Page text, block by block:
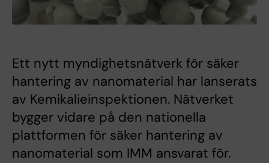
Ett nytt myndighetsnätverk för säker
hantering av nanomaterial har lanserats
av Kemikalieinspektionen. Nätverket
bygger vidare på den nationella
plattformen för säker hantering av
nanomaterial som IMM ansvarat för.